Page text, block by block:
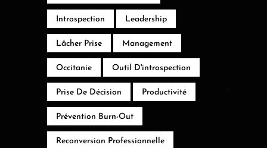
Introspection Leadership
Lâcher Prise Management
Occitanie Outil D'introspection
Prise De Décision Productivité
Prévention Burn-Out
Reconversion Professionnelle